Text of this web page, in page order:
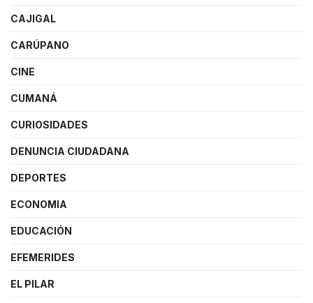
CAJIGAL
CARÚPANO
CINE
CUMANÁ
CURIOSIDADES
DENUNCIA CIUDADANA
DEPORTES
ECONOMIA
EDUCACIÓN
EFEMERIDES
EL PILAR